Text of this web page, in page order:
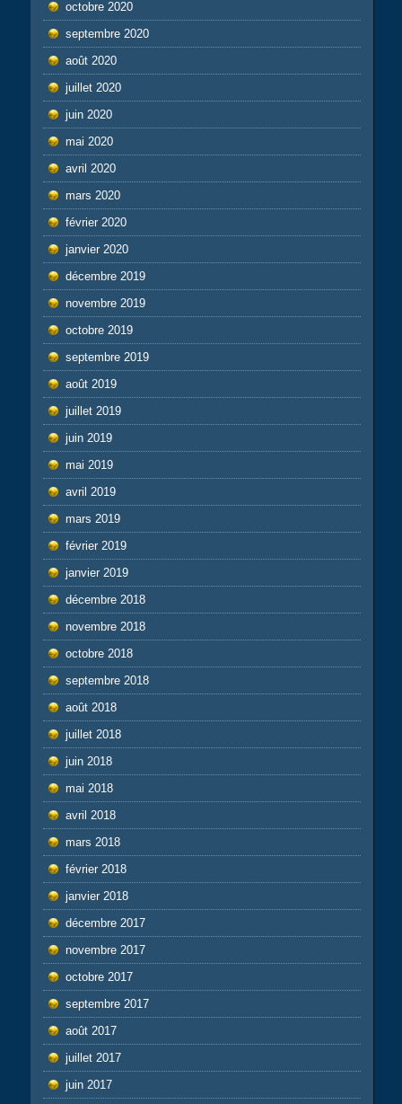
octobre 2020
septembre 2020
août 2020
juillet 2020
juin 2020
mai 2020
avril 2020
mars 2020
février 2020
janvier 2020
décembre 2019
novembre 2019
octobre 2019
septembre 2019
août 2019
juillet 2019
juin 2019
mai 2019
avril 2019
mars 2019
février 2019
janvier 2019
décembre 2018
novembre 2018
octobre 2018
septembre 2018
août 2018
juillet 2018
juin 2018
mai 2018
avril 2018
mars 2018
février 2018
janvier 2018
décembre 2017
novembre 2017
octobre 2017
septembre 2017
août 2017
juillet 2017
juin 2017